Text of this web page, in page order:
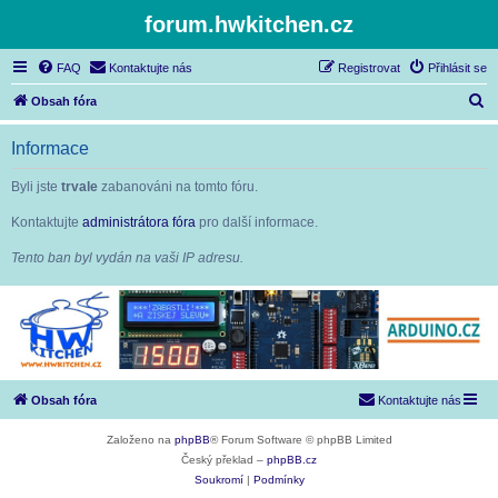
forum.hwkitchen.cz
FAQ Kontaktujte nás Přihlásit se
Registrovat
Obsah fóra
l
Informace
Byli jste trvale zabanováni na tomto fóru.
Kontaktujte administrátora fóra pro další informace.
Tento ban byl vydán na vaši IP adresu.
Obsah fóra Kontaktujte nás
Založeno na phpBB® Forum Software © phpBB Limited
Český překlad – phpBB.cz
Soukromí
Podmínky